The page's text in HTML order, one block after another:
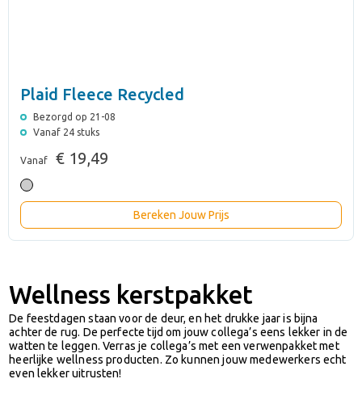
Plaid Fleece Recycled
Bezorgd op 21-08
Vanaf 24 stuks
Vanaf € 19,49
Bereken Jouw Prijs
Wellness kerstpakket
De feestdagen staan voor de deur, en het drukke jaar is bijna
achter de rug. De perfecte tijd om jouw collega’s eens lekker in de
watten te leggen. Verras je collega’s met een verwenpakket met
heerlijke wellness producten. Zo kunnen jouw medewerkers echt
even lekker uitrusten!